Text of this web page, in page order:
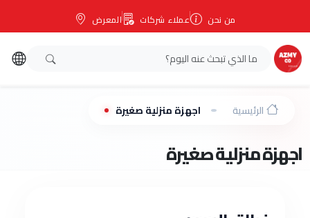
من نحن عملاء شركات المعرض
الرئيسية اجهزة منزلية صغيرة
اجهزة منزلية صغيرة